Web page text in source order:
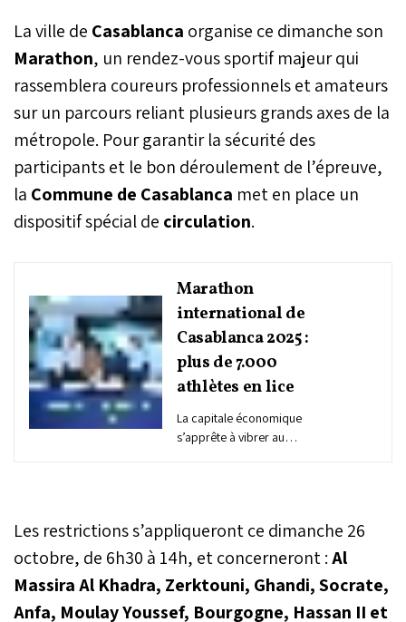
La ville de Casablanca organise ce dimanche son
Marathon, un rendez-vous sportif majeur qui
rassemblera coureurs professionnels et amateurs
sur un parcours reliant plusieurs grands axes de la
métropole. Pour garantir la sécurité des
participants et le bon déroulement de l’épreuve,
la Commune de Casablanca met en place un
dispositif spécial de circulation.
Marathon
international de
Casablanca 2025 :
plus de 7.000
athlètes en lice
La capitale économique
s’apprête à vibrer au
dévoilé, mercredi, le
dispositif de la 16e édition
du Marathon international
de Casablanca, prévu
pour le 26 octobre
Les restrictions s’appliqueront ce dimanche 26
octobre, de 6h30 à 14h, et concerneront :Al
Massira Al Khadra, Zerktouni, Ghandi, Socrate,
Anfa, Moulay Youssef, Bourgogne, Hassan II et